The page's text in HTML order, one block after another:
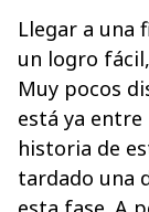
Llegar a una
un logro
Muy pocos
está ya
historia de
tardado una